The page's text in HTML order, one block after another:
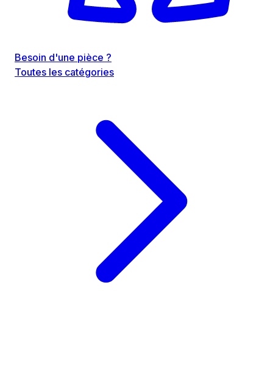
Besoin d'une pièce ?
Toutes les catégories